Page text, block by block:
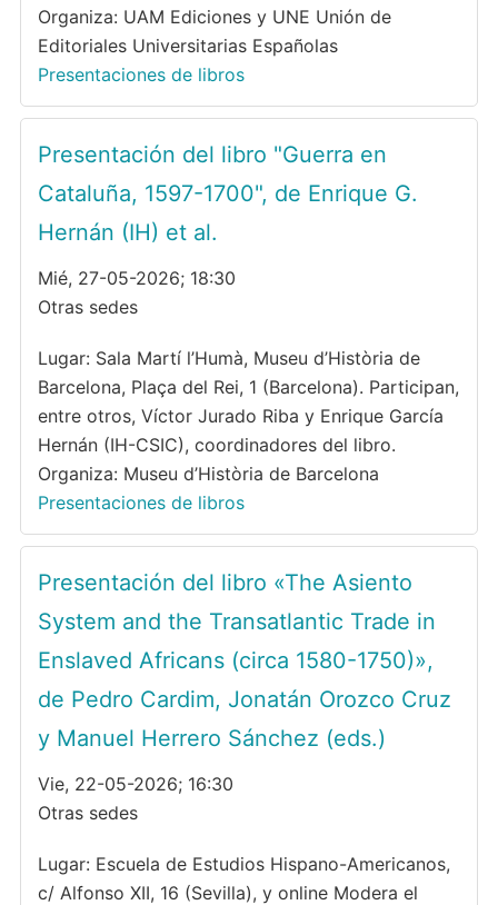
Organiza: UAM Ediciones y UNE Unión de
Editoriales Universitarias Españolas
Presentaciones de libros
Presentación del libro "Guerra en
Cataluña, 1597-1700", de Enrique G.
Hernán (IH) et al.
Mié, 27-05-2026; 18:30
Otras sedes
Lugar: Sala Martí l’Humà, Museu d’Història de
Barcelona, Plaça del Rei, 1 (Barcelona). Participan,
entre otros, Víctor Jurado Riba y Enrique García
Hernán (IH-CSIC), coordinadores del libro.
Organiza: Museu d’Història de Barcelona
Presentaciones de libros
Presentación del libro «The Asiento
System and the Transatlantic Trade in
Enslaved Africans (circa 1580-1750)»,
de Pedro Cardim, Jonatán Orozco Cruz
y Manuel Herrero Sánchez (eds.)
Vie, 22-05-2026; 16:30
Otras sedes
Lugar: Escuela de Estudios Hispano-Americanos,
c/ Alfonso XII, 16 (Sevilla), y online Modera el